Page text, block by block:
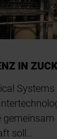
IN
soll…